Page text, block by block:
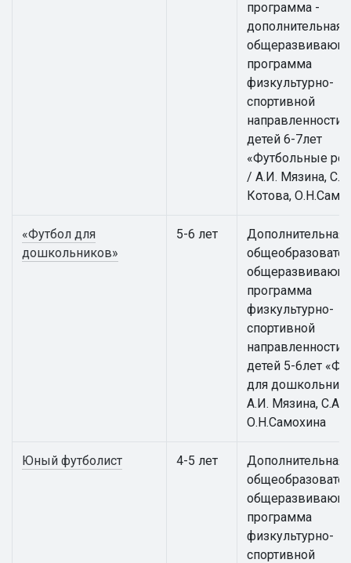
программа -
дополнительная
программа
физкультурно-
спортивной
направленности
детей 6-7лет
«Футбольные
/ А.И. Мязина, С.А.
Котова,
«Футбол для
дошкольников»
5-6 лет
Дополнительная
программа
физкультурно-
спортивной
направленности
детей 5-6лет
для
А.И. Мязина, С.А.
О.Н.Самохина
Юный футболист 4-5 лет
Дополнительная
программа
физкультурно-
спортивной